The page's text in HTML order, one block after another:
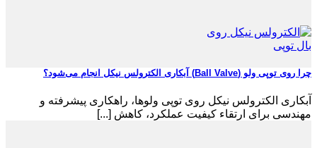
چرا روی توپی‌ ولو (Ball Valve) آبکاری الکترولس نیکل انجام می‌شود؟
آبکاری الکترولس نیکل روی توپی‌ ولوها، راهکاری پیشرفته و
مهندسی برای ارتقاء کیفیت عملکرد، کاهش [...]